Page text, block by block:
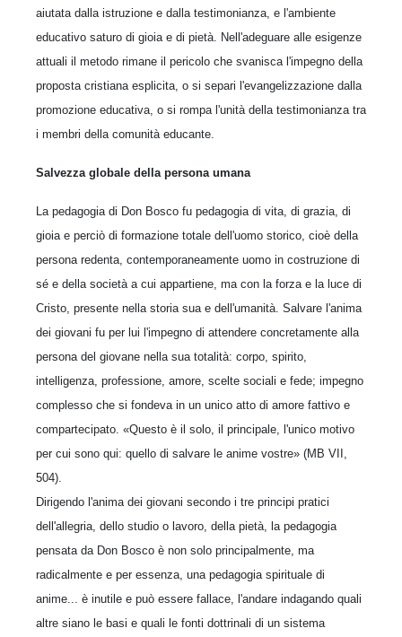
aiutata dalla istruzione e dalla testimonianza, e l'ambiente
educativo saturo di gioia e di pietà. Nell'adeguare alle esigenze
attuali il metodo rimane il pericolo che svanisca l'impegno della
proposta cristiana esplicita, o si separi l'evangelizzazione dalla
promozione educativa, o si rompa l'unità della testimonianza tra
i membri della comunità educante.
Salvezza globale della persona umana
La pedagogia di Don Bosco fu pedagogia di vita, di grazia, di
gioia e perciò di formazione totale dell'uomo storico, cioè della
persona redenta, contemporaneamente uomo in costruzione di
sé e della società a cui appartiene, ma con la forza e la luce di
Cristo, presente nella storia sua e dell'umanità. Salvare l'anima
dei giovani fu per lui l'impegno di attendere concretamente alla
persona del giovane nella sua totalità: corpo, spirito,
intelligenza, professione, amore, scelte sociali e fede; impegno
complesso che si fondeva in un unico atto di amore fattivo e
compartecipato. «Questo è il solo, il principale, l'unico motivo
per cui sono qui: quello di salvare le anime vostre» (MB VII,
504).
Dirigendo l'anima dei giovani secondo i tre principi pratici
dell'allegria, dello studio o lavoro, della pietà, la pedagogia
pensata da Don Bosco è non solo principalmente, ma
radicalmente e per essenza, una pedagogia spirituale di
anime... è inutile e può essere fallace, l'andare indagando quali
altre siano le basi e quali le fonti dottrinali di un sistema